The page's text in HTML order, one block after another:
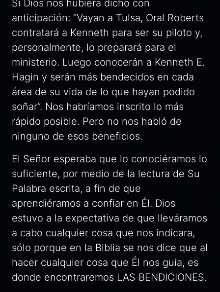
anticipación: “Vayan a Tulsa, Oral Roberts
contratará a Kenneth para ser su piloto y,
personalmente, lo preparará para el
ministerio. Luego conocerán a Kenneth E.
Hagin y serán más bendecidos en cada
área de su vida de lo que hayan podido
soñar”. Nos habríamos inscrito lo más
rápido posible. Pero no nos habló de
ninguno de esos beneficios.
El Señor esperaba que lo conociéramos lo
suficiente, por medio de la lectura de Su
Palabra escrita, a fin de que
aprendiéramos a confiar en Él. Dios
estuvo a la expectativa de que lleváramos
a cabo cualquier cosa que nos indicara,
sólo porque en la Biblia se nos dice que al
hacer cualquier cosa que Él nos guia, es
donde encontraremos LAS BENDICIONES.